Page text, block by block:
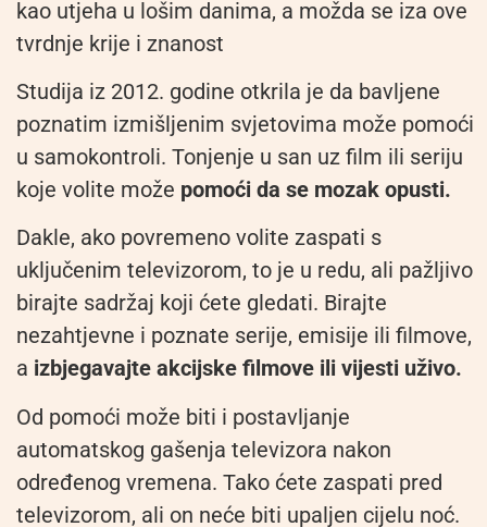
kao utjeha u lošim danima, a možda se iza ove
tvrdnje krije i znanost
Studija iz 2012. godine otkrila je da bavljene
poznatim izmišljenim svjetovima može pomoći
u samokontroli. Tonjenje u san uz film ili seriju
koje volite može pomoći da se mozak opusti.
Dakle, ako povremeno volite zaspati s
uključenim televizorom, to je u redu, ali pažljivo
birajte sadržaj koji ćete gledati. Birajte
nezahtjevne i poznate serije, emisije ili filmove,
a izbjegavajte akcijske filmove ili vijesti uživo.
Od pomoći može biti i postavljanje
automatskog gašenja televizora nakon
određenog vremena. Tako ćete zaspati pred
televizorom, ali on neće biti upaljen cijelu noć.